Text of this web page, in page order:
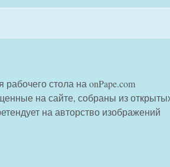
стола на onPape.com
на сайте, собраны из
на авторство изображений